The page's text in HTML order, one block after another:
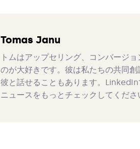
Tomas Janu
トムはアップセリング、コンバージ
のが大好きです。彼は私たちの共同
彼と話せることもあります。
ニュースをもっとチェックしてくださ